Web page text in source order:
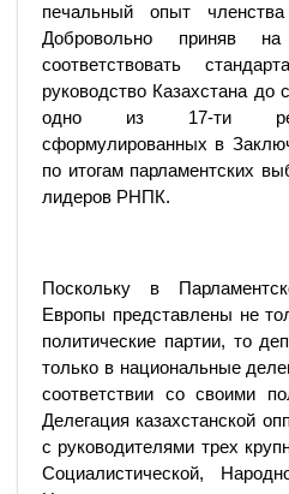
печальный опыт
Добровольно приняв на
соответствовать
руководство Казахстана
одно из 17-ти
сформулированных в
по итогам парламентских
лидеров РНПК.
Поскольку в
Европы представлены не
политические партии, то
только в национальные
соответствии со своими
Делегация казахстанской
с руководителями трех
Социалистической,